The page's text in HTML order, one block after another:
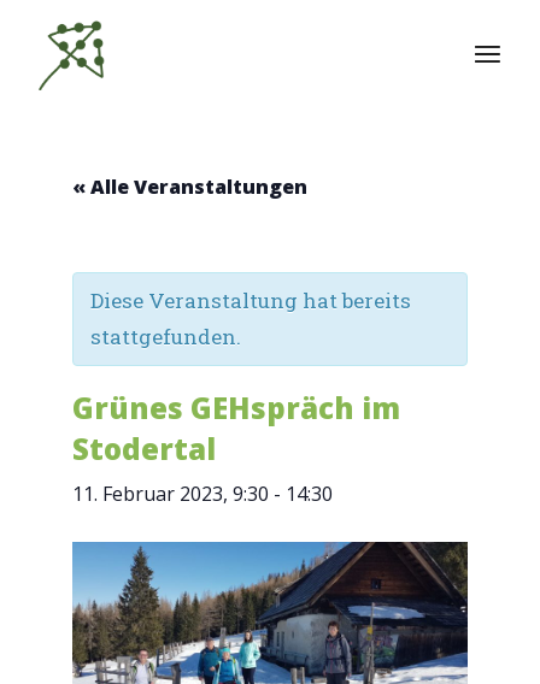
Inhalt
springen
« Alle Veranstaltungen
Diese Veranstaltung hat bereits
stattgefunden.
Grünes GEHspräch im
Stodertal
11. Februar 2023, 9:30 - 14:30